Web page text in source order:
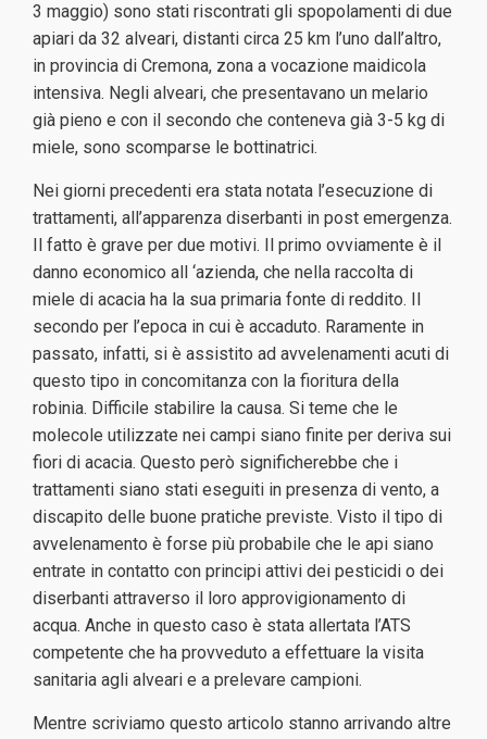
3 maggio) sono stati riscontrati gli spopolamenti di due
apiari da 32 alveari, distanti circa 25 km l’uno dall’altro,
in provincia di Cremona, zona a vocazione maidicola
intensiva. Negli alveari, che presentavano un melario
già pieno e con il secondo che conteneva già 3-5 kg di
miele, sono scomparse le bottinatrici.
Nei giorni precedenti era stata notata l’esecuzione di
trattamenti, all’apparenza diserbanti in post emergenza.
Il fatto è grave per due motivi. Il primo ovviamente è il
danno economico all ‘azienda, che nella raccolta di
miele di acacia ha la sua primaria fonte di reddito. Il
secondo per l’epoca in cui è accaduto. Raramente in
passato, infatti, si è assistito ad avvelenamenti acuti di
questo tipo in concomitanza con la fioritura della
robinia. Difficile stabilire la causa. Si teme che le
molecole utilizzate nei campi siano finite per deriva sui
fiori di acacia. Questo però significherebbe che i
trattamenti siano stati eseguiti in presenza di vento, a
discapito delle buone pratiche previste. Visto il tipo di
avvelenamento è forse più probabile che le api siano
entrate in contatto con principi attivi dei pesticidi o dei
diserbanti attraverso il loro approvigionamento di
acqua. Anche in questo caso è stata allertata l’ATS
competente che ha provveduto a effettuare la visita
sanitaria agli alveari e a prelevare campioni.
Mentre scriviamo questo articolo stanno arrivando altre